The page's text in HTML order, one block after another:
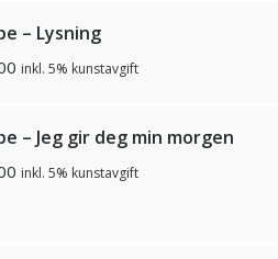
– Lysning
inkl. 5% kunstavgift
– Jeg gir deg min morgen
inkl. 5% kunstavgift